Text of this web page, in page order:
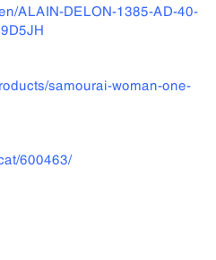
ALAIN-DELON-1385-AD-40-
samourai-woman-one-
600463/